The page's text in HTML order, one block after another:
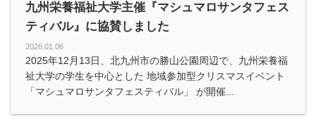
九州栄養福祉大学主催『マシュマロサンタフェス
ティバル』に協賛しました
2026.01.06
2025年12月13日、北九州市の勝山公園周辺で、九州栄養福
祉大学の学生を中心とした 地域参加型クリスマスイベント
「マシュマロサンタフェスティバル」 が開催...